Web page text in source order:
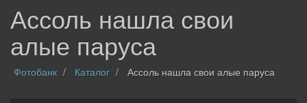
Ассоль нашла свои
алые паруса
Фотобанк Каталог Ассоль нашла свои алые паруса